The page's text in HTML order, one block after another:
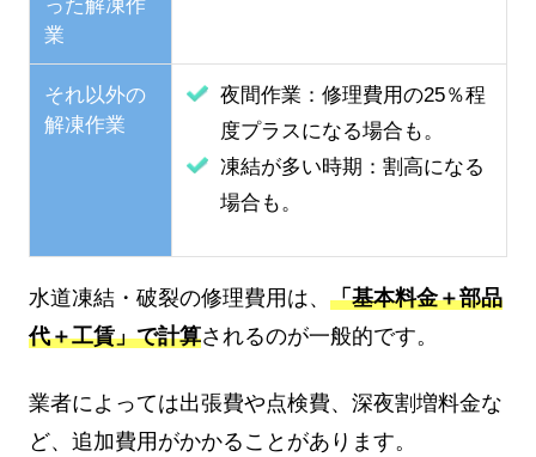
った解凍作
業
それ以外の
解凍作業
夜間作業：修理費用の25％程
度プラスになる場合も。
凍結が多い時期：割高になる
場合も。
水道凍結・破裂の修理費用は、 「基本料金＋部品
代＋工賃」で計算されるのが一般的です。
業者によっては出張費や点検費、深夜割増料金な
ど、追加費用がかかることがあります。